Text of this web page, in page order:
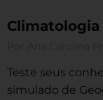
Climatologia
Teste seus
simulado de